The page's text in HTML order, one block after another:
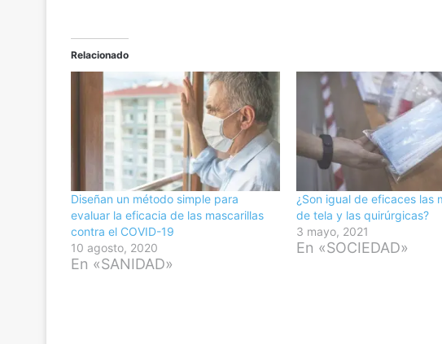
Relacionado
Diseñan un método simple para
evaluar la eficacia de las mascarillas
contra el COVID-19
10 agosto, 2020
En «SANIDAD»
¿Son igual de eficaces las
de tela y las quirúrgicas?
3 mayo, 2021
En «SOCIEDAD»